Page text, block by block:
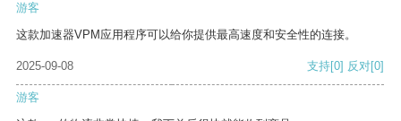
游客
这款加速器VPM应用程序可以给你提供最高速度和安全性的连接。
2025-09-08 支持[0] 反对[0]
游客